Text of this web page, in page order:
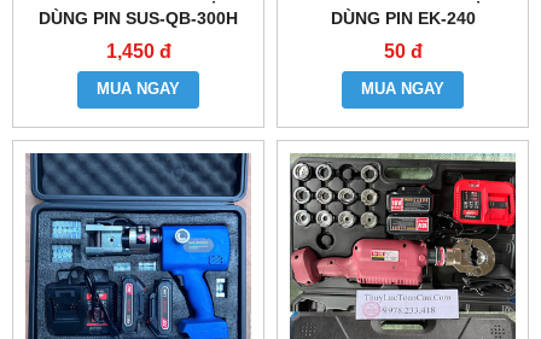
DÙNG PIN SUS-QB-300H
1,450 đ
MUA NGAY
DÙNG PIN EK-240
50 đ
MUA NGAY